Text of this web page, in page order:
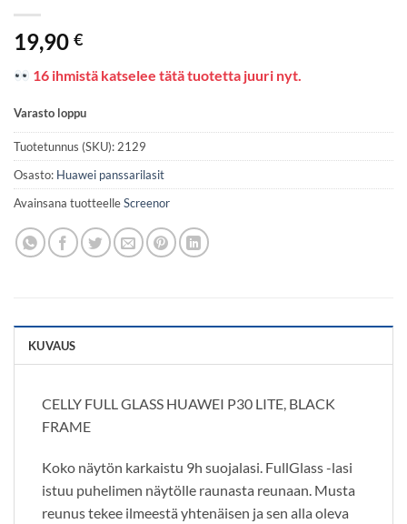
19,90 €
16 ihmistä katselee tätä tuotetta juuri nyt.
Varasto loppu
Tuotetunnus (SKU): 2129
Osasto: Huawei panssarilasit
Avainsana tuotteelleScreenor
KUVAUS
CELLY FULL GLASS HUAWEI P30 LITE, BLACK
FRAME
Koko näytön karkaistu 9h suojalasi. FullGlass -lasi
istuu puhelimen näytölle raunasta reunaan. Musta
reunus tekee ilmeestä yhtenäisen ja sen alla oleva